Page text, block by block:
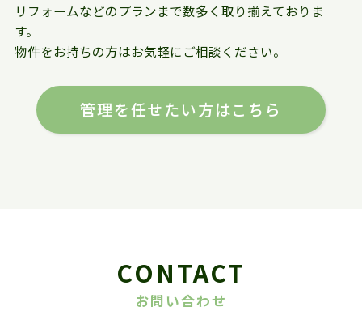
リフォームなどのプランまで数多く取り揃えておりま
す。
物件をお持ちの方はお気軽にご相談ください。
管理を任せたい方はこちら
CONTACT
お問い合わせ